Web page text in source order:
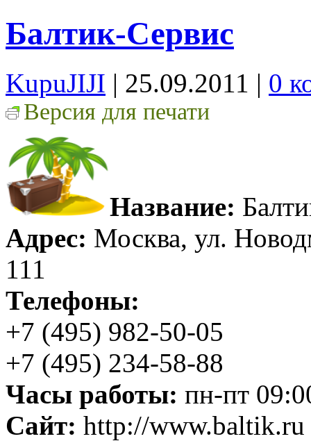
Балтик-Сервис
KupuJIJI | 25.09.2011 | 0
Версия для печати
Название:
Адрес: Москва, ул.
111
Телефоны:
+7 (495) 982-50-05
+7 (495) 234-58-88
Часы работы: пн-пт
Сайт: http://www.baltik.ru